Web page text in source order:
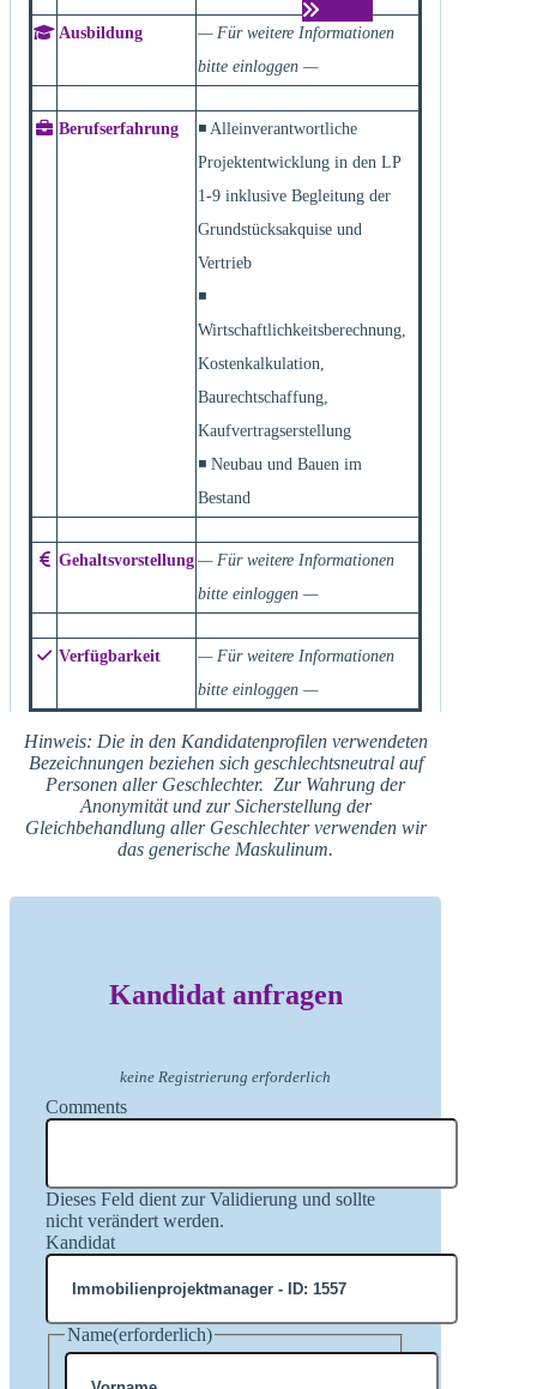
Ausbildung
— Für weitere Informationen
bitte einloggen —
Berufserfahrung
◾ Alleinverantwortliche
Projektentwicklung in den LP
1-9 inklusive Begleitung der
Grundstücksakquise und
Vertrieb
◾
Wirtschaftlichkeitsberechnung,
Kostenkalkulation,
Baurechtschaffung,
Kaufvertragserstellung
◾ Neubau und Bauen im
Bestand
Gehaltsvorstellung — Für weitere Informationen
bitte einloggen —
Verfügbarkeit
— Für weitere Informationen
bitte einloggen —
Hinweis: Die in den Kandidatenprofilen verwendeten
Bezeichnungen beziehen sich geschlechtsneutral auf
Personen aller Geschlechter. Zur Wahrung der
Anonymität und zur Sicherstellung der
Gleichbehandlung aller Geschlechter verwenden wir
das generische Maskulinum.
Kandidat anfragen
keine Registrierung erforderlich
Comments
Dieses Feld dient zur Validierung und sollte
nicht verändert werden.
Kandidat
Name(erforderlich)